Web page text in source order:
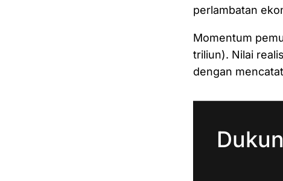
perlambatan
Momentum
triliun). Nilai
dengan